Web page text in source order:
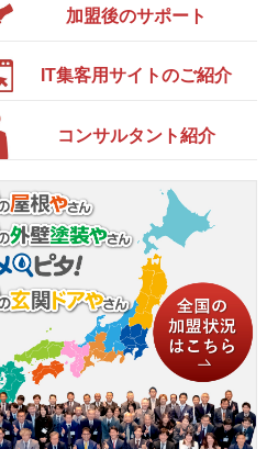
加盟後のサポート
IT集客用サイトのご紹介
コンサルタント紹介